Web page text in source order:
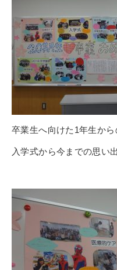
卒業生へ向けた1年生から
入学式から今までの思い